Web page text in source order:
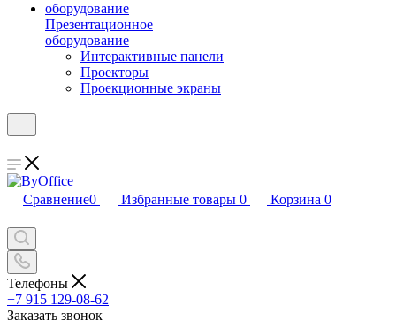
Презентационное
оборудование
Интерактивные панели
Проекторы
Проекционные экраны
Сравнение0 Избранные товары 0 Корзина 0
Телефоны
+7 915 129-08-62
Заказать звонок